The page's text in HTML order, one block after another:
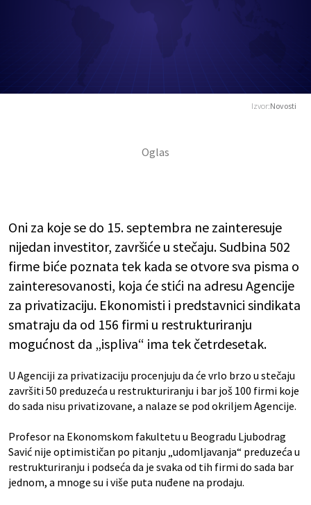
Izvor:Novosti
Oni za koje se do 15. septembra ne zainteresuje
nijedan investitor, završiće u stečaju. Sudbina 502
firme biće poznata tek kada se otvore sva pisma o
zainteresovanosti, koja će stići na adresu Agencije
za privatizaciju. Ekonomisti i predstavnici sindikata
smatraju da od 156 firmi u restrukturiranju
mogućnost da „ispliva“ ima tek četrdesetak.
U Agenciji za privatizaciju procenjuju da će vrlo brzo u stečaju
završiti 50 preduzeća u restrukturiranju i bar još 100 firmi koje
do sada nisu privatizovane, a nalaze se pod okriljem Agencije.
Profesor na Ekonomskom fakultetu u Beogradu Ljubodrag
Savić nije optimističan po pitanju „udomljavanja“ preduzeća u
restrukturiranju i podseća da je svaka od tih firmi do sada bar
jednom, a mnoge su i više puta nuđene na prodaju.